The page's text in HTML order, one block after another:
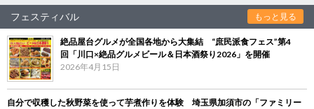
フェスティバル もっと見る
絶品屋台グルメが全国各地から大集結 “庶民派食フェス”第4
回「川口×絶品グルメビール＆日本酒祭り2026」を開催
2026年4月15日
自分で収穫した秋野菜を使って芋煮作りを体験 埼玉県加須市の「ファミリー